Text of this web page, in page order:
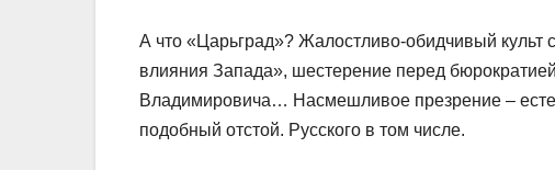
А что «Царьград»? Жалостливо-обидчивый культ
влияния Запада», шестерение перед
Владимировича… Насмешливое презрение –
подобный отстой. Русского в том числе.